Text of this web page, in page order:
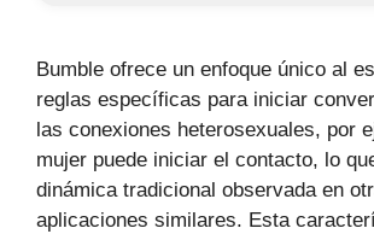
Bumble ofrece un enfoque único al
reglas específicas para iniciar
las conexiones heterosexuales, por
mujer puede iniciar el contacto, lo
dinámica tradicional observada en
aplicaciones similares. Esta